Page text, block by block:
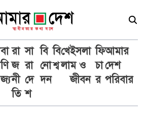
বা
ণি
জ্য
রা
জ
নী
তি
সা
রা
দে
শ
বি
নো
দন
বি
শ্ব
খে
লা
ইসলা
ম ও
জীবন
ফি
চা
র
আমার
দেশ
পরিবার